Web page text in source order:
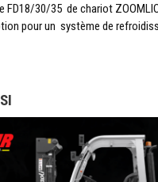
FD18/30/35 de chariot
pour un système de